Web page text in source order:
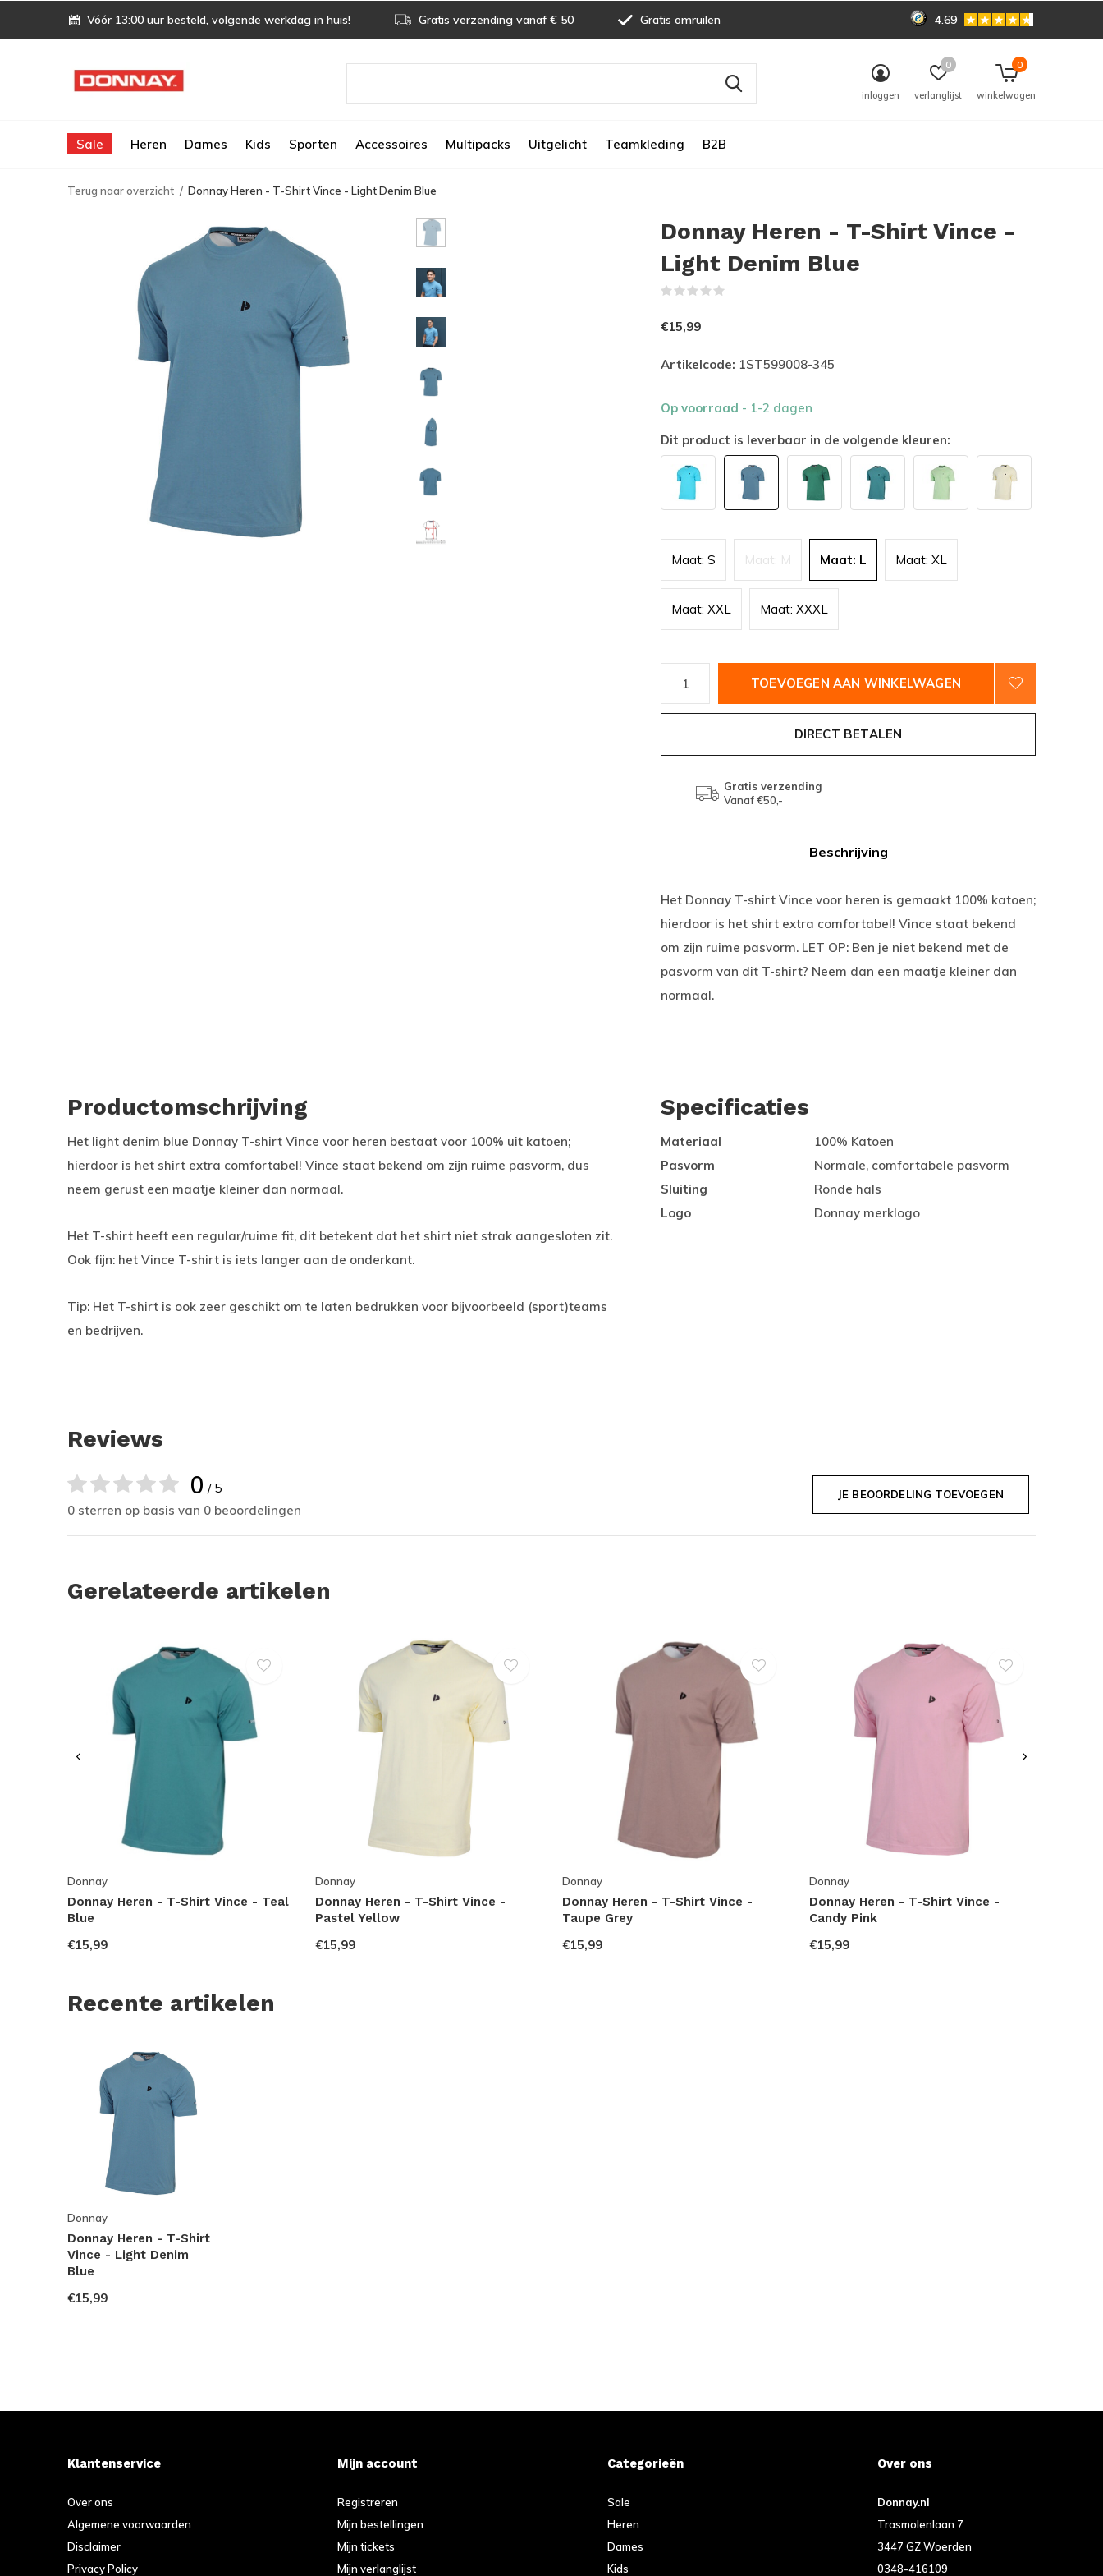
Sale Heren Dames Kids Sporten Accessoires Multipacks Uitgelicht Teamkleding B2B
inloggen verlanglijst
0
winkelwagen
0
Vóór 13:00 uur besteld, volgende werkdag in huis! Gratis verzending vanaf € 50 Gratis omruilen 4.69
Terug naar overzicht Donnay Heren - T-Shirt Vince - Light Denim Blue
Donnay Heren - T-Shirt Vince -
Light Denim Blue
€15,99
Artikelcode: 1ST599008-345
Op voorraad - 1-2 dagen
Dit product is leverbaar in de volgende kleuren:
Maat: S Maat: M Maat: L Maat: XL
Maat: XXL Maat: XXXL
TOEVOEGEN AAN WINKELWAGEN
DIRECT BETALEN
Gratis verzending
Vanaf €50,-
Beschrijving
Het Donnay T-shirt Vince voor heren is gemaakt 100% katoen;
hierdoor is het shirt extra comfortabel! Vince staat bekend
om zijn ruime pasvorm. LET OP: Ben je niet bekend met de
pasvorm van dit T-shirt? Neem dan een maatje kleiner dan
normaal.
Productomschrijving
Het light denim blue Donnay T-shirt Vince voor heren bestaat voor 100% uit katoen;
hierdoor is het shirt extra comfortabel! Vince staat bekend om zijn ruime pasvorm, dus
neem gerust een maatje kleiner dan normaal.
Het T-shirt heeft een regular/ruime fit, dit betekent dat het shirt niet strak aangesloten zit.
Ook fijn: het Vince T-shirt is iets langer aan de onderkant.
Tip: Het T-shirt is ook zeer geschikt om te laten bedrukken voor bijvoorbeeld (sport)teams
en bedrijven.
Specificaties
Materiaal
100% Katoen
Pasvorm
Normale, comfortabele pasvorm
Sluiting
Ronde hals
Logo
Donnay merklogo
Reviews
0 / 5
0 sterren op basis van 0 beoordelingen
JE BEOORDELING TOEVOEGEN
Gerelateerde artikelen
Donnay
Donnay Heren - T-Shirt Vince - Teal
Blue
€15,99
Donnay
Donnay Heren - T-Shirt Vince -
Pastel Yellow
€15,99
Donnay
Donnay Heren - T-Shirt Vince -
Taupe Grey
€15,99
Donnay
Donnay Heren - T-Shirt Vince -
Candy Pink
€15,99
Recente artikelen
Donnay
Donnay Heren - T-Shirt
Vince - Light Denim
Blue
€15,99
Klantenservice
Over ons
Algemene voorwaarden
Disclaimer
Privacy Policy
Mijn account
Registreren
Mijn bestellingen
Mijn tickets
Mijn verlanglijst
Categorieën
Sale
Heren
Dames
Kids
Over ons
Donnay.nl
Trasmolenlaan 7
3447 GZ Woerden
0348-416109